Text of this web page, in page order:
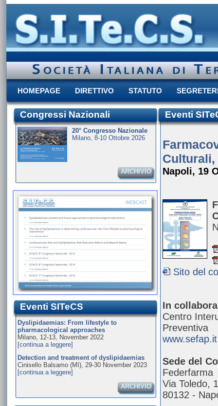
HOMEPAGE DIRETTIVO STATUTO
Congressi Nazionali
20° Congresso Nazionale
Milano, 8-10 Ottobre 2026
ARCHIVIO
Eventi SITeCS
Dyslipidaemias: From lifestyle to
pharmacological approaches
Milano, 12-13, November 2022
[continua a leggere]
Detection and treatment of dyslipidaemias
Cinisello Balsamo (MI), 29-30 November 2023
[continua a leggere]
ARCHIVIO
Eventi
Napoli, 19
Sito del
In
Centro
Preventiva
www.sefap.it
Sede del
Federfarma
Via Toledo,
80132 -